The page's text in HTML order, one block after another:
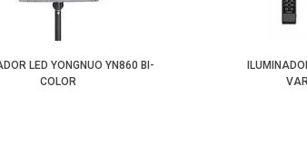
LED YONGNUO YN860 BI-
COLOR